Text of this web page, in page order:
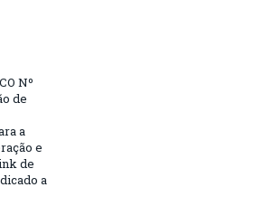
Nº
de
a
e
de
a